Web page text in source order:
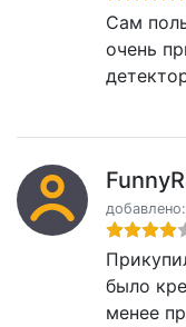
Сам
очень
было
менее